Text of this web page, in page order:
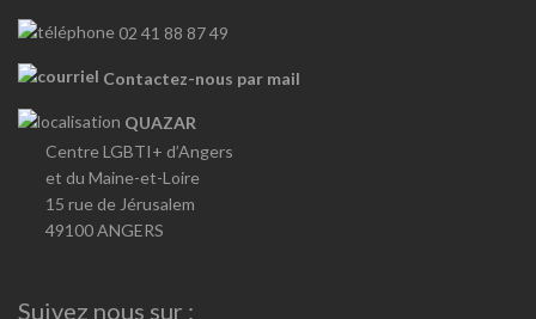
02 41 88 87 49
Contactez-nous par mail
QUAZAR
Centre LGBTI+ d’Angers
et du Maine-et-Loire
15 rue de Jérusalem
49100 ANGERS
Suivez nous sur :